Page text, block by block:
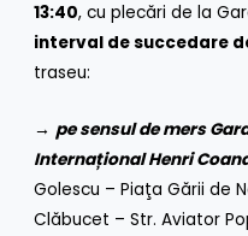
13:40, cu plecări de la
interval de succedare
traseu:
→ pe sensul de mers
Internațional Henri
Golescu – Piaţa Gării de
Clăbucet – Str. Aviator